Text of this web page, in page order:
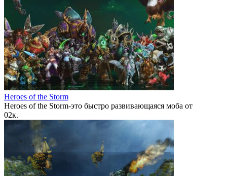
Heroes of the Storm
Heroes of the Storm-это быстро развивающаяся моба от
02к.